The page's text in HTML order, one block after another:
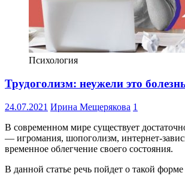
Психология
Трудоголизм: неужели это
24.07.2021 Ирина Мещерякова 1
В современном мире существует
— игромания, шопоголизм, интернет-
временное облегчение своего состояния.
В данной статье речь пойдет о такой